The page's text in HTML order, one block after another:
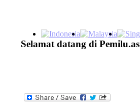
Selamat datang di